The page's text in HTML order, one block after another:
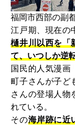
福岡市西部の副
江戸期、現在の
樋井川以西を「
て、いつしか逆
国民的人気漫画
町子さんが子ど
さんの登場人物
れている。
その海岸跡に近